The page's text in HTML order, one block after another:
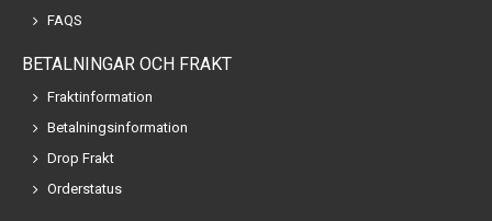
FAQS
BETALNINGAR OCH FRAKT
Fraktinformation
Betalningsinformation
Drop Frakt
Orderstatus